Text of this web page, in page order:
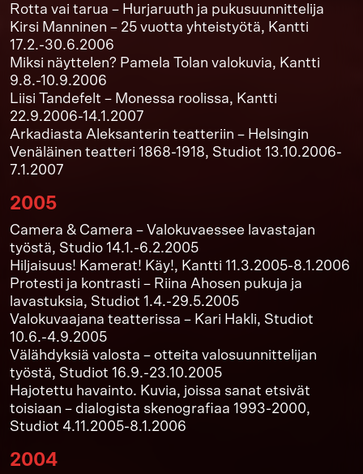
Rotta vai tarua – Hurjaruuth ja pukusuunnittelija
Kirsi Manninen – 25 vuotta yhteistyötä, Kantti
17.2.-30.6.2006
Miksi näyttelen? Pamela Tolan valokuvia, Kantti
9.8.-10.9.2006
Liisi Tandefelt – Monessa roolissa, Kantti
22.9.2006-14.1.2007
Arkadiasta Aleksanterin teatteriin – Helsingin
Venäläinen teatteri 1868-1918, Studiot 13.10.2006-
7.1.2007
2005
Camera & Camera – Valokuvaessee lavastajan
työstä, Studio 14.1.-6.2.2005
Hiljaisuus! Kamerat! Käy!, Kantti 11.3.2005-8.1.2006
Protesti ja kontrasti – Riina Ahosen pukuja ja
lavastuksia, Studiot 1.4.-29.5.2005
Valokuvaajana teatterissa – Kari Hakli, Studiot
10.6.-4.9.2005
Välähdyksiä valosta – otteita valosuunnittelijan
työstä, Studiot 16.9.-23.10.2005
Hajotettu havainto. Kuvia, joissa sanat etsivät
toisiaan – dialogista skenografiaa 1993-2000,
Studiot 4.11.2005-8.1.2006
2004